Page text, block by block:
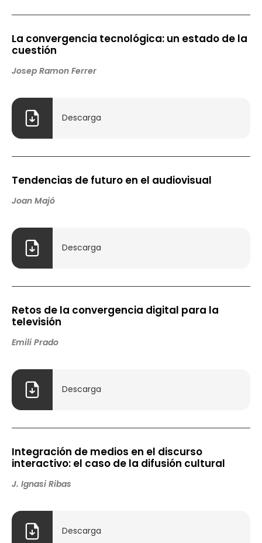
La convergencia tecnológica: un estado de la
cuestión
Josep Ramon Ferrer
Descarga
Tendencias de futuro en el audiovisual
Joan Majó
Descarga
Retos de la convergencia digital para la
televisión
Emili Prado
Descarga
Integración de medios en el discurso
interactivo: el caso de la difusión cultural
J. Ignasi Ribas
Descarga